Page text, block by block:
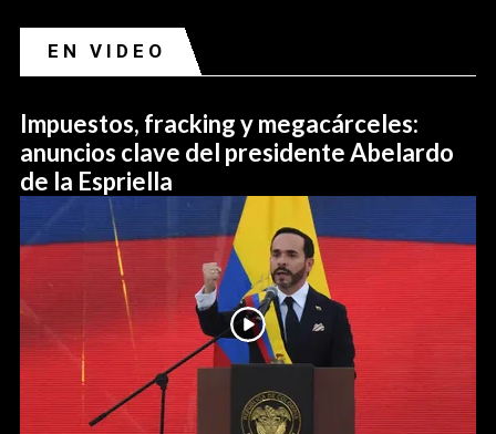
EN VIDEO
Impuestos, fracking y megacárceles:
anuncios clave del presidente Abelardo
de la Espriella